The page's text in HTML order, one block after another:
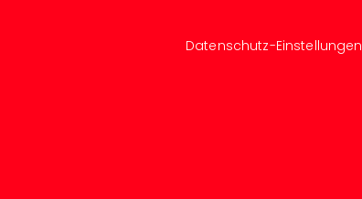
Datenschutz-Einstellungen